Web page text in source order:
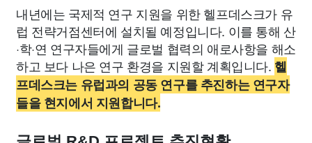
내년에는 국제적 연구 지원을 위한 헬프데스크가 유
럽 전략거점센터에 설치될 예정입니다. 이를 통해 산
·학·연 연구자들에게 글로벌 협력의 애로사항을 해소
하고 보다 나은 연구 환경을 지원할 계획입니다. 헬
프데스크는 유럽과의 공동 연구를 추진하는 연구자
들을 현지에서 지원합니다.